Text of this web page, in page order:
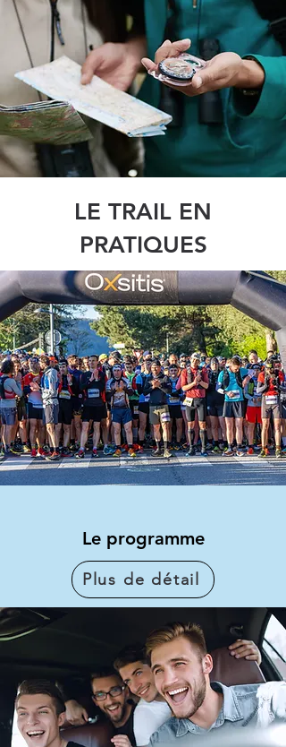
LE TRAIL EN
PRATIQUES
Le programme
Plus de détail